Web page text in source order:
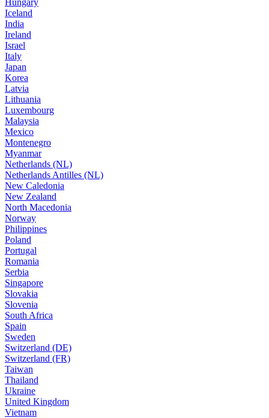
Iceland
India
Ireland
Israel
Italy
Japan
Korea
Latvia
Lithuania
Luxembourg
Malaysia
Mexico
Montenegro
Myanmar
Netherlands (NL)
Netherlands Antilles (NL)
New Caledonia
New Zealand
North Macedonia
Norway
Philippines
Poland
Portugal
Romania
Serbia
Singapore
Slovakia
Slovenia
South Africa
Spain
Sweden
Switzerland (DE)
Switzerland (FR)
Taiwan
Thailand
Ukraine
United Kingdom
Vietnam